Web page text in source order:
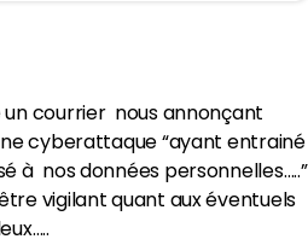
un courrier nous annonçant
cyberattaque “ayant entrainé
à nos données personnelles…..”
vigilant quant aux éventuels